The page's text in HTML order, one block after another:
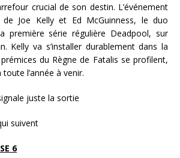
crucial de son destin. L’événement
de Joe Kelly et Ed McGuinness, le duo
première série régulière Deadpool, sur
Kelly va s’installer durablement dans la
du Règne de Fatalis se profilent,
l’année à venir.
juste la sortie
suivent
6